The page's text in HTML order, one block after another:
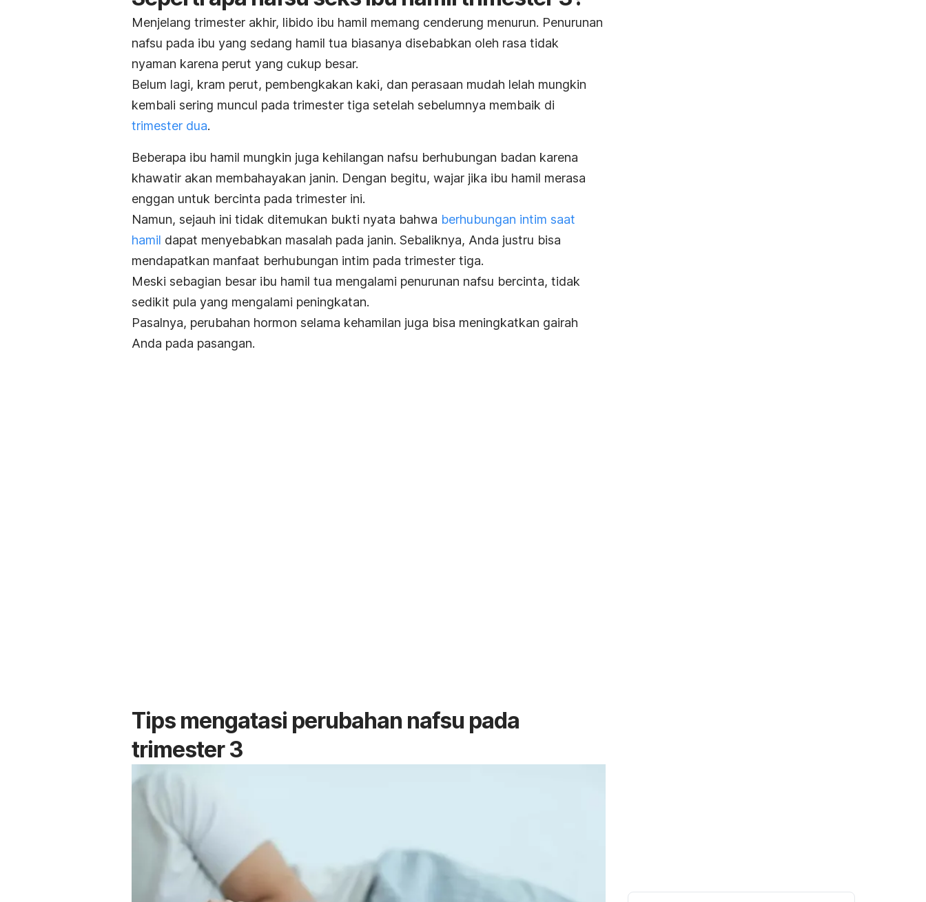
Menjelang trimester akhir, libido ibu hamil memang cenderung menurun. Penurunan
nafsu pada ibu yang sedang hamil tua biasanya disebabkan oleh rasa tidak
nyaman karena perut yang cukup besar.
Belum lagi, kram perut, pembengkakan kaki, dan perasaan mudah lelah mungkin
kembali sering muncul pada trimester tiga setelah sebelumnya membaik di
trimester dua.
Beberapa ibu hamil mungkin juga kehilangan nafsu berhubungan badan karena
khawatir akan membahayakan janin. Dengan begitu, wajar jika ibu hamil merasa
enggan untuk bercinta pada trimester ini.
Namun, sejauh ini tidak ditemukan bukti nyata bahwa berhubungan intim saat
hamil dapat menyebabkan masalah pada janin. Sebaliknya, Anda justru bisa
mendapatkan manfaat berhubungan intim pada trimester tiga.
Meski sebagian besar ibu hamil tua mengalami penurunan nafsu bercinta, tidak
sedikit pula yang mengalami peningkatan.
Pasalnya, perubahan hormon selama kehamilan juga bisa meningkatkan gairah
Anda pada pasangan.
Tips mengatasi perubahan nafsu pada
trimester 3